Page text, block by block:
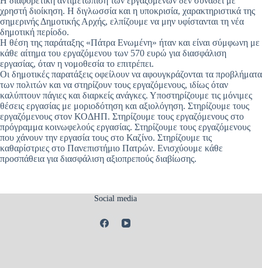
χρηστή διοίκηση. Η διγλωσσία και η υποκρισία, χαρακτηριστικά της
σημερινής Δημοτικής Αρχής, ελπίζουμε να μην υφίστανται τη νέα
δημοτική περίοδο.
Η θέση της παράταξης «Πάτρα Ενωμένη» ήταν και είναι σύμφωνη με
κάθε αίτημα του εργαζόμενου των 570 ευρώ για διασφάλιση
εργασίας, όταν η νομοθεσία το επιτρέπει.
Οι δημοτικές παρατάξεις οφείλουν να αφουγκράζονται τα προβλήματα
των πολιτών και να στηρίζουν τους εργαζόμενους, ιδίως όταν
καλύπτουν πάγιες και διαρκείς ανάγκες. Υποστηρίζουμε τις μόνιμες
θέσεις εργασίας με μοριοδότηση και αξιολόγηση. Στηρίζουμε τους
εργαζόμενους στον ΚΟΔΗΠ. Στηρίζουμε τους εργαζόμενους στο
πρόγραμμα κοινωφελούς εργασίας. Στηρίζουμε τους εργαζόμενους
που χάνουν την εργασία τους στο Καζίνο. Στηρίζουμε τις
καθαρίστριες στο Πανεπιστήμιο Πατρών. Ενισχύουμε κάθε
προσπάθεια για διασφάλιση αξιοπρεπούς διαβίωσης.
Social media